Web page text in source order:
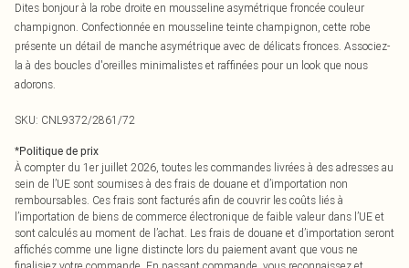
Dites bonjour à la robe droite en mousseline asymétrique froncée couleur
champignon. Confectionnée en mousseline teinte champignon, cette robe
présente un détail de manche asymétrique avec de délicats fronces. Associez-
la à des boucles d'oreilles minimalistes et raffinées pour un look que nous
adorons.
SKU: CNL9372/2861/72
*Politique de prix
À compter du 1er juillet 2026, toutes les commandes livrées à des adresses au
sein de l’UE sont soumises à des frais de douane et d’importation non
remboursables. Ces frais sont facturés afin de couvrir les coûts liés à
l’importation de biens de commerce électronique de faible valeur dans l’UE et
sont calculés au moment de l’achat. Les frais de douane et d’importation seront
affichés comme une ligne distincte lors du paiement avant que vous ne